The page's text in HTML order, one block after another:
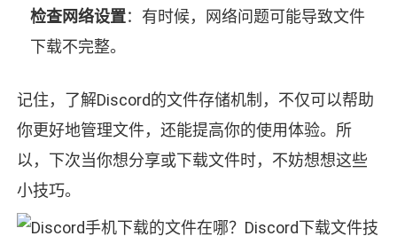
检查网络设置：有时候，网络问题可能导致文件
下载不完整。
记住，了解Discord的文件存储机制，不仅可以帮助
你更好地管理文件，还能提高你的使用体验。所
以，下次当你想分享或下载文件时，不妨想想这些
小技巧。